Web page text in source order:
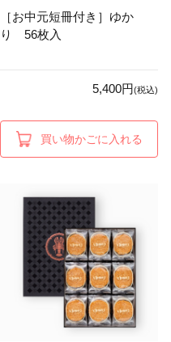
［お中元短冊付き］ゆか
り 56枚入
5,400円(税込)
買い物かごに入れる